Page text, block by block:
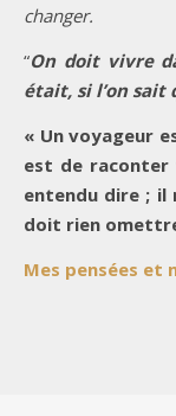
changer.
“On doit vivre
était, si l’on sait
« Un voyageur
est de raconter
entendu dire ; il
doit rien
Mes pensées et